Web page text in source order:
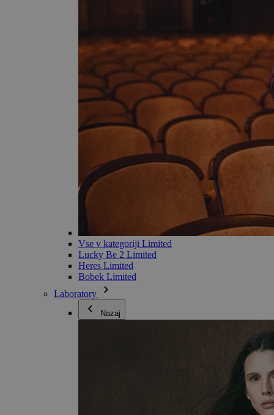
Vse v kategoriji Limited
Lucky Be 2 Limited
Heres Limited
Bobek Limited
Laboratory
Nazaj